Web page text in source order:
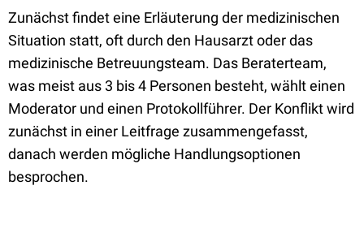
Zunächst findet eine Erläuterung der medizinischen
Situation statt, oft durch den Hausarzt oder das
medizinische Betreuungsteam. Das Beraterteam,
was meist aus 3 bis 4 Personen besteht, wählt einen
Moderator und einen Protokollführer. Der Konflikt wird
zunächst in einer Leitfrage zusammengefasst,
danach werden mögliche Handlungsoptionen
besprochen.